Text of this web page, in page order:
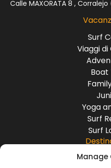
Manage
Calle MAXORATA 8 ,
Surf
Viaggi
Boat
Yoga
Surf
Surf